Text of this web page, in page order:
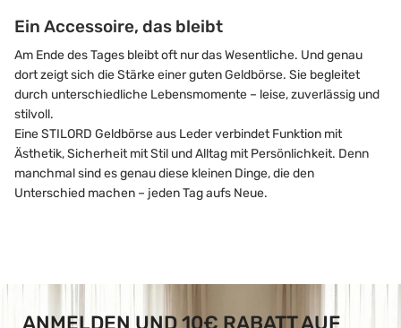
Ein Accessoire, das bleibt
Am Ende des Tages bleibt oft nur das Wesentliche. Und genau
dort zeigt sich die Stärke einer guten Geldbörse. Sie begleitet
durch unterschiedliche Lebensmomente – leise, zuverlässig und
stilvoll.
Eine STILORD Geldbörse aus Leder verbindet Funktion mit
Ästhetik, Sicherheit mit Stil und Alltag mit Persönlichkeit. Denn
manchmal sind es genau diese kleinen Dinge, die den
Unterschied machen – jeden Tag aufs Neue.
ANMELDEN UND 10€ RABATT AUF